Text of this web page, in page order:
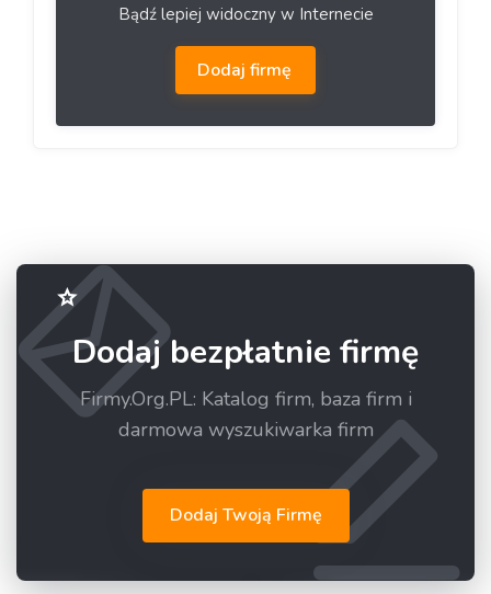
Bądź lepiej widoczny w Internecie
Dodaj firmę
Dodaj bezpłatnie firmę
Firmy.Org.PL: Katalog firm, baza firm i
darmowa wyszukiwarka firm
Dodaj Twoją Firmę